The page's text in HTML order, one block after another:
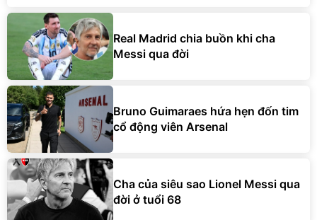
Real Madrid chia buồn khi cha
Messi qua đời
Bruno Guimaraes hứa hẹn đốn tim
cổ động viên Arsenal
Cha của siêu sao Lionel Messi qua
đời ở tuổi 68